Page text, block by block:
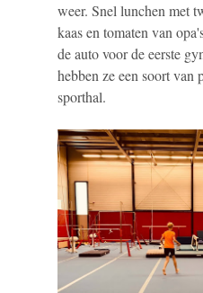
weer. Snel lunchen met
kaas en tomaten van
de auto voor de eerste
hebben ze een soort van
sporthal.